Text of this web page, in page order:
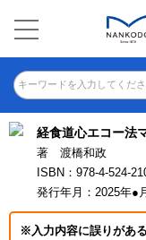
キーワードを入力してくだ
経食道心エコー法
著 渡橋和政
ISBN：978-4-524-
発行年月：2025年●
※入力内容に誤りがあ